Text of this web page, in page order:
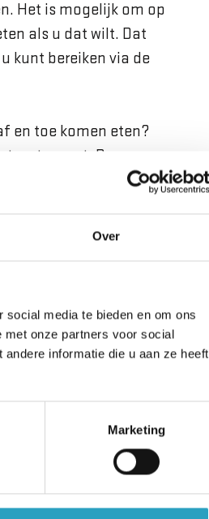
Over
media te bieden en om ons
onze partners voor social
informatie die u aan ze heeft
Marketing
Het is mogelijk om op
als u dat wilt. Dat
kunt bereiken via de
en toe komen eten?
restaurant. Dan
De Wartburg